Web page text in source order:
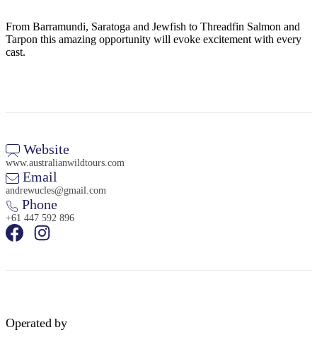
up
From Barramundi, Saratoga and Jewfish to Threadfin Salmon and
Tarpon this amazing opportunity will evoke excitement with every
cast.
Website
www.australianwildtours.com
Email
andrewucles@gmail.com
Phone
+61 447 592 896
Operated by